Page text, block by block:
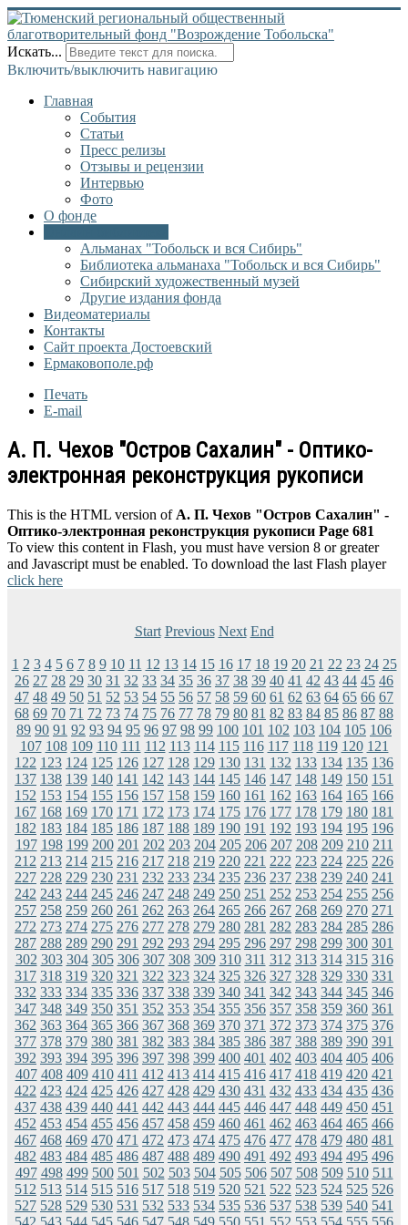
Искать...
Включить/выключить навигацию
Главная
События
Статьи
Пресс релизы
Отзывы и рецензии
Интервью
Фото
О фонде
Альманах "Тобольск и вся Сибирь"
Библиотека альманаха "Тобольск и вся Сибирь"
Сибирский художественный музей
Другие издания фонда
Видеоматериалы
Контакты
Сайт проекта Достоевский
Ермаковополе.рф
Печать
E-mail
А. П. Чехов "Остров Сахалин" - Оптико-
электронная реконструкция рукописи
This is the HTML version of А. П. Чехов "Остров Сахалин" -
Оптико-электронная реконструкция рукописи Page 681
To view this content in Flash, you must have version 8 or greater
and Javascript must be enabled. To download the last Flash player
click here
Start Previous Next End
1 2 3 4 5 6 7 8 9 10 11 12 13 14 15 16 17 18 19 20 21 22 23 24 25
26 27 28 29 30 31 32 33 34 35 36 37 38 39 40 41 42 43 44 45 46
47 48 49 50 51 52 53 54 55 56 57 58 59 60 61 62 63 64 65 66 67
68 69 70 71 72 73 74 75 76 77 78 79 80 81 82 83 84 85 86 87 88
89 90 91 92 93 94 95 96 97 98 99 100 101 102 103 104 105 106
107 108 109 110 111 112 113 114 115 116 117 118 119 120 121
122 123 124 125 126 127 128 129 130 131 132 133 134 135 136
137 138 139 140 141 142 143 144 145 146 147 148 149 150 151
152 153 154 155 156 157 158 159 160 161 162 163 164 165 166
167 168 169 170 171 172 173 174 175 176 177 178 179 180 181
182 183 184 185 186 187 188 189 190 191 192 193 194 195 196
197 198 199 200 201 202 203 204 205 206 207 208 209 210 211
212 213 214 215 216 217 218 219 220 221 222 223 224 225 226
227 228 229 230 231 232 233 234 235 236 237 238 239 240 241
242 243 244 245 246 247 248 249 250 251 252 253 254 255 256
257 258 259 260 261 262 263 264 265 266 267 268 269 270 271
272 273 274 275 276 277 278 279 280 281 282 283 284 285 286
287 288 289 290 291 292 293 294 295 296 297 298 299 300 301
302 303 304 305 306 307 308 309 310 311 312 313 314 315 316
317 318 319 320 321 322 323 324 325 326 327 328 329 330 331
332 333 334 335 336 337 338 339 340 341 342 343 344 345 346
347 348 349 350 351 352 353 354 355 356 357 358 359 360 361
362 363 364 365 366 367 368 369 370 371 372 373 374 375 376
377 378 379 380 381 382 383 384 385 386 387 388 389 390 391
392 393 394 395 396 397 398 399 400 401 402 403 404 405 406
407 408 409 410 411 412 413 414 415 416 417 418 419 420 421
422 423 424 425 426 427 428 429 430 431 432 433 434 435 436
437 438 439 440 441 442 443 444 445 446 447 448 449 450 451
452 453 454 455 456 457 458 459 460 461 462 463 464 465 466
467 468 469 470 471 472 473 474 475 476 477 478 479 480 481
482 483 484 485 486 487 488 489 490 491 492 493 494 495 496
497 498 499 500 501 502 503 504 505 506 507 508 509 510 511
512 513 514 515 516 517 518 519 520 521 522 523 524 525 526
527 528 529 530 531 532 533 534 535 536 537 538 539 540 541
542 543 544 545 546 547 548 549 550 551 552 553 554 555 556